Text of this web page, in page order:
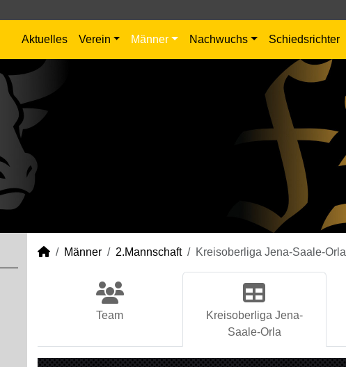
Aktuelles Verein Männer Nachwuchs Schiedsrichter
Männer 2.Mannschaft Kreisoberliga Jena-Saale-Orla
Team
Kreisoberliga Jena-
Saale-Orla